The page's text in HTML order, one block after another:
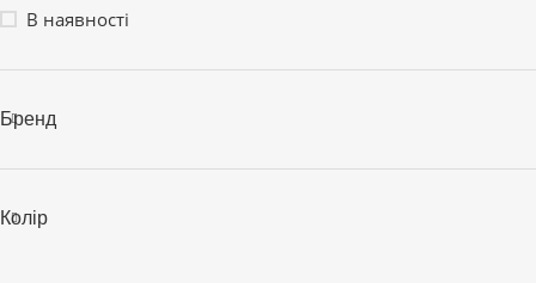
В наявності
Бренд
Колір